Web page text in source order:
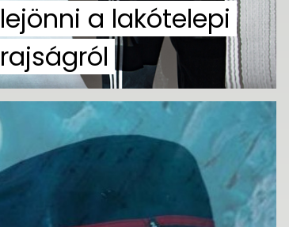
lejönni a lakótelepi
rajságról